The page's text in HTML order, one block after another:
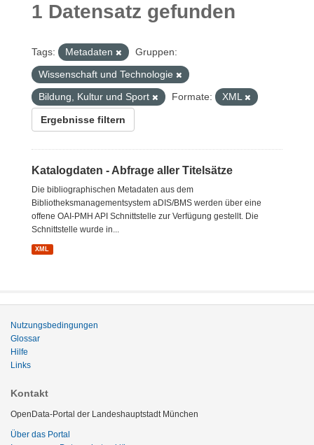
1 Datensatz gefunden
Tags: Metadaten
Gruppen:
Wissenschaft und Technologie
Bildung, Kultur und Sport
Formate: XML
Ergebnisse filtern
Katalogdaten - Abfrage aller Titelsätze
Die bibliographischen Metadaten aus dem
Bibliotheksmanagementsystem aDIS/BMS werden über eine
offene OAI-PMH API Schnittstelle zur Verfügung gestellt. Die
Schnittstelle wurde in...
XML
Nutzungsbedingungen
Glossar
Hilfe
Links
Kontakt
OpenData-Portal der Landeshauptstadt München
Über das Portal